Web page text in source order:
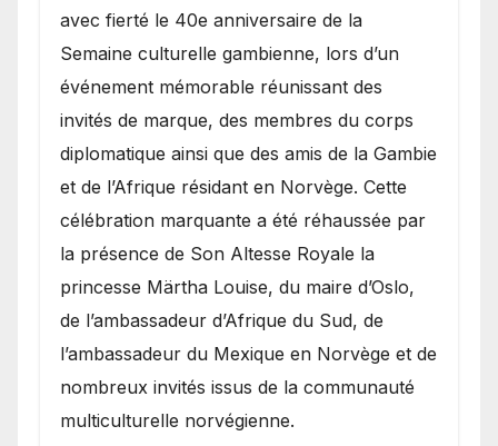
avec fierté le 40e anniversaire de la
Semaine culturelle gambienne, lors d’un
événement mémorable réunissant des
invités de marque, des membres du corps
diplomatique ainsi que des amis de la Gambie
et de l’Afrique résidant en Norvège. Cette
célébration marquante a été réhaussée par
la présence de Son Altesse Royale la
princesse Märtha Louise, du maire d’Oslo,
de l’ambassadeur d’Afrique du Sud, de
l’ambassadeur du Mexique en Norvège et de
nombreux invités issus de la communauté
multiculturelle norvégienne.